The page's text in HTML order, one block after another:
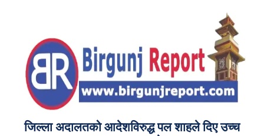
जिल्ला अदालतको आदेशविरुद्ध पल शाहले दिए उच्च